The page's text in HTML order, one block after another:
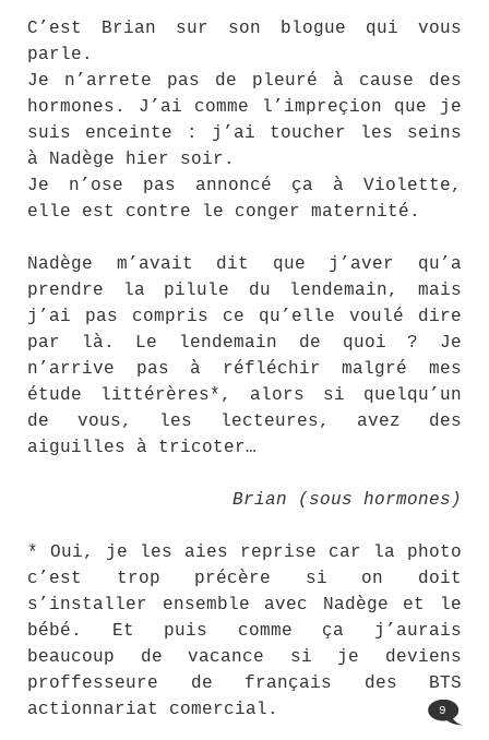
C’est Brian sur son blogue qui vous
parle.
Je n’arrete pas de pleuré à cause des
hormones. J’ai comme l’impreçion que je
suis enceinte : j’ai toucher les seins
à Nadège hier soir.
Je n’ose pas annoncé ça à Violette,
elle est contre le conger maternité.
Nadège m’avait dit que j’aver qu’a
prendre la pilule du lendemain, mais
j’ai pas compris ce qu’elle voulé dire
par là. Le lendemain de quoi ? Je
n’arrive pas à réfléchir malgré mes
étude littérères*, alors si quelqu’un
de vous, les lecteures, avez des
aiguilles à tricoter…
Brian (sous hormones)
* Oui, je les aies reprise car la photo
c’est trop précère si on doit
s’installer ensemble avec Nadège et le
bébé. Et puis comme ça j’aurais
beaucoup de vacance si je deviens
proffesseure de français des BTS
actionnariat comercial.
9